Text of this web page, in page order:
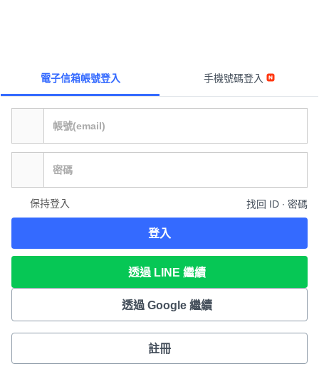
電子信箱帳號登入 手機號碼登入
保持登入 找回 ID ∙ 密碼
登入
透過 LINE 繼續
透過 Google 繼續
註冊